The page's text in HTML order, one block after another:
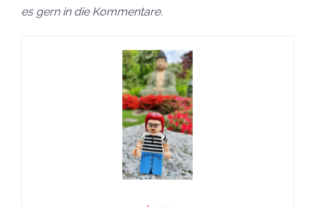
es gern in die Kommentare.